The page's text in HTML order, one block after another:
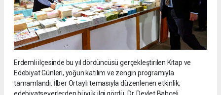
Erdemli ilçesinde bu yıl dördüncüsü gerçekleştirilen Kitap ve
Edebiyat Günleri, yoğun katılım ve zengin programıyla
tamamlandı. İlber Ortaylı temasıyla düzenlenen etkinlik,